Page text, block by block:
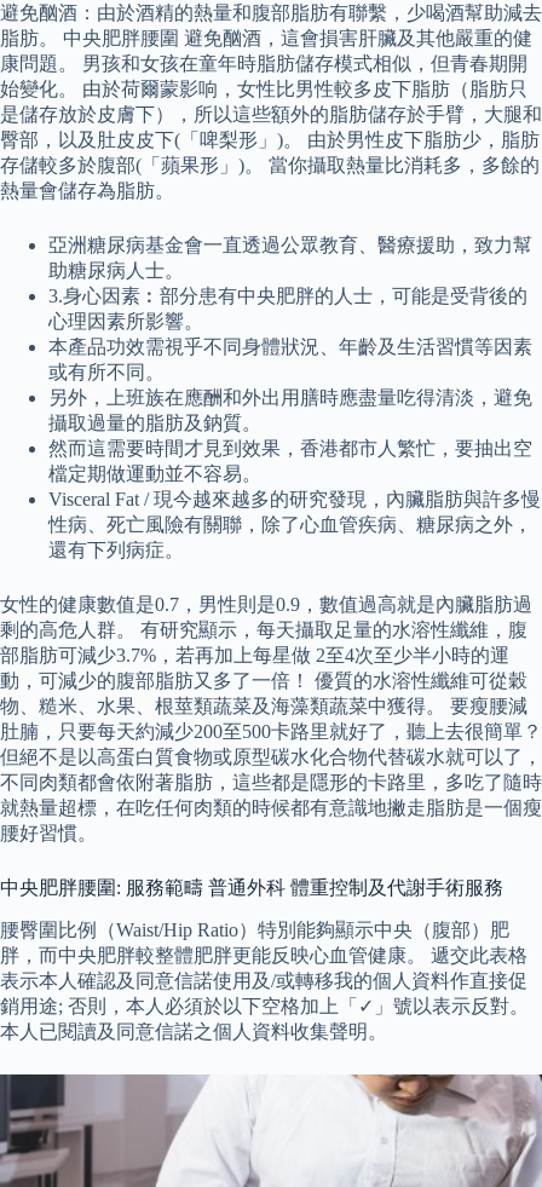
避免酗酒：由於酒精的熱量和腹部脂肪有聯繫，少喝酒幫助減去
脂肪。 中央肥胖腰圍 避免酗酒，這會損害肝臟及其他嚴重的健
康問題。 男孩和女孩在童年時脂肪儲存模式相似，但青春期開
始變化。 由於荷爾蒙影响，女性比男性較多皮下脂肪（脂肪只
是儲存放於皮膚下），所以這些額外的脂肪儲存於手臂，大腿和
臀部，以及肚皮皮下(「啤梨形」)。 由於男性皮下脂肪少，脂肪
存儲較多於腹部(「蘋果形」)。 當你攝取熱量比消耗多，多餘的
熱量會儲存為脂肪。
亞洲糖尿病基金會一直透過公眾教育、醫療援助，致力幫
助糖尿病人士。
3.身心因素︰部分患有中央肥胖的人士，可能是受背後的
心理因素所影響。
本產品功效需視乎不同身體狀況、年齡及生活習慣等因素
或有所不同。
另外，上班族在應酬和外出用膳時應盡量吃得清淡，避免
攝取過量的脂肪及鈉質。
然而這需要時間才見到效果，香港都市人繁忙，要抽出空
檔定期做運動並不容易。
Visceral Fat / 現今越來越多的研究發現，內臟脂肪與許多慢
性病、死亡風險有關聯，除了心血管疾病、糖尿病之外，
還有下列病症。
女性的健康數值是0.7，男性則是0.9，數值過高就是內臟脂肪過
剩的高危人群。 有研究顯示，每天攝取足量的水溶性纖維，腹
部脂肪可減少3.7%，若再加上每星做 2至4次至少半小時的運
動，可減少的腹部脂肪又多了一倍！ 優質的水溶性纖維可從穀
物、糙米、水果、根莖類蔬菜及海藻類蔬菜中獲得。 要瘦腰減
肚腩，只要每天約減少200至500卡路里就好了，聽上去很簡單？
但絕不是以高蛋白質食物或原型碳水化合物代替碳水就可以了，
不同肉類都會依附著脂肪，這些都是隱形的卡路里，多吃了隨時
就熱量超標，在吃任何肉類的時候都有意識地撇走脂肪是一個瘦
腰好習慣。
中央肥胖腰圍: 服務範疇 普通外科 體重控制及代謝手術服務
腰臀圍比例（Waist/Hip Ratio）特別能夠顯示中央（腹部）肥
胖，而中央肥胖較整體肥胖更能反映心血管健康。 遞交此表格
表示本人確認及同意信諾使用及/或轉移我的個人資料作直接促
銷用途; 否則，本人必須於以下空格加上「✓」號以表示反對。
本人已閱讀及同意信諾之個人資料收集聲明。